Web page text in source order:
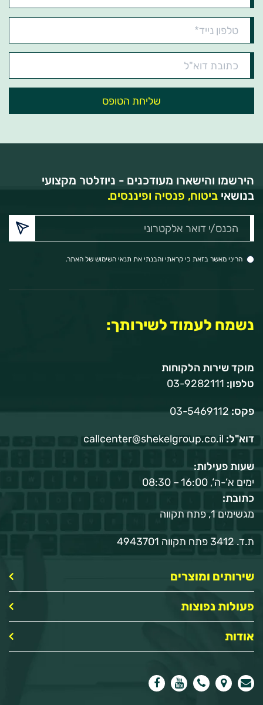
טלפון
נייד*
כתובת
דוא"ל*
הירשמו והישארו מעודכנים - ניוזלטר מקצועי
בנושאי ביטוח, פנסיה ופיננסים.
דואר
אלקטרוני:
הריני מאשר בזאת כי קראתי והבנתי את תנאי השימוש של האתר.
נשמח לעמוד לשירותך:
מוקד שירות הלקוחות
טלפון:
פקס:
דוא"ל: callcenter@shekelgroup.co.il
שעות פעילות:
ימים א‘-ה‘, 16:00 – 08:30
כתובת:
מגשימים 1, פתח תקווה
ת.ד. 3412 פתח תקווה 4943701
שירותים ומוצרים
פעולות נפוצות
אודות